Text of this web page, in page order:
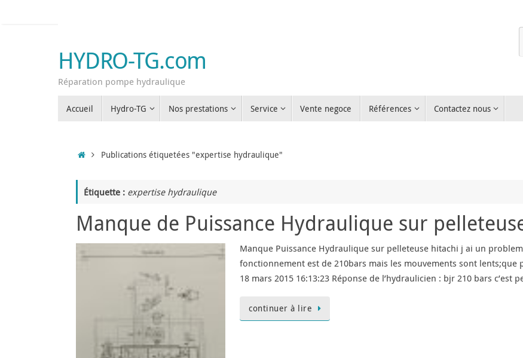
HYDRO-TG.com
Réparation pompe hydraulique
Accueil Hydro-TG Nos prestations Service Vente negoce Références Contactez nous
AccueilPublications étiquetées "expertise hydraulique"
Étiquette : expertise hydraulique
Manque de Puissance Hydraulique sur
Manque Puissance Hydraulique sur pelleteuse hitachi j ai un
fonctionnement est de 210bars mais les mouvements sont
18 mars 2015 16:13:23 Réponse de l’hydraulicien : bjr 210 bars
continuer à lire